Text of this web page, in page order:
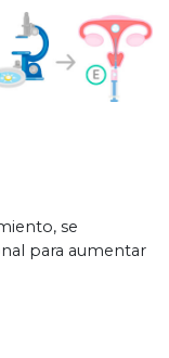
se
para aumentar